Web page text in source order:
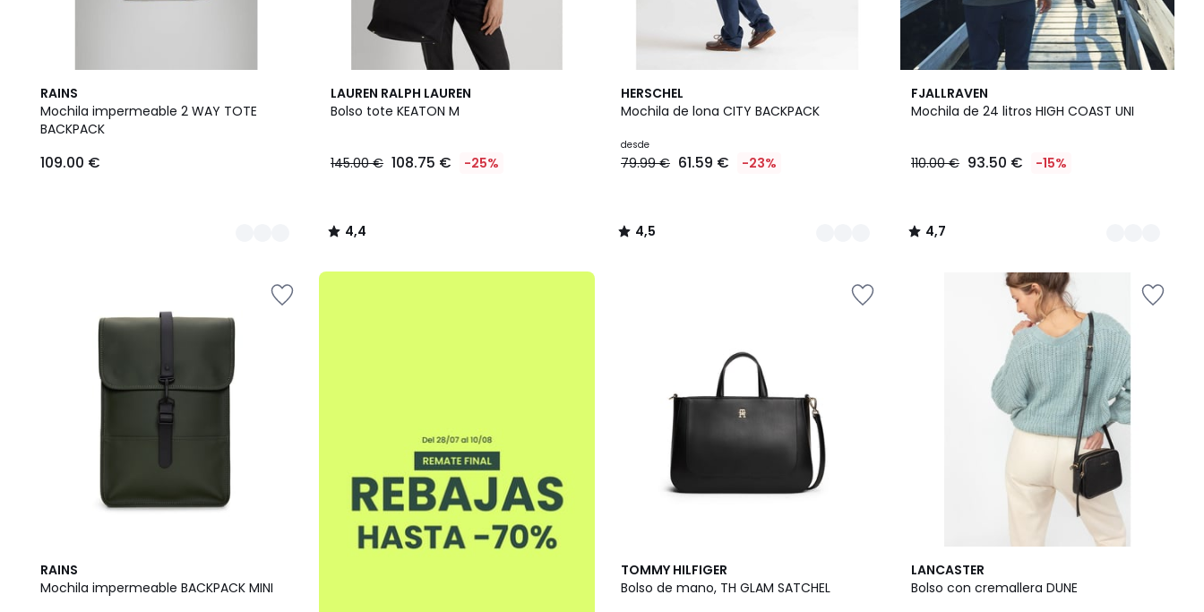
RAINS
Mochila impermeable 2 WAY TOTE
BACKPACK
€.
109.00 €
3
Colores
LAUREN RALPH LAUREN
Bolso tote KEATON M
145.00 € 108.75 € -25%
4,4
/ 5
4,4
/
HERSCHEL
Mochila de lona CITY BACKPACK
desde
79.99 € 61.59 € -23%
4,5
/ 5
2
Colores
4,5
/
FJALLRAVEN
Mochila de 24 litros HIGH COAST UNI
110.00 € 93.50 € -15%
4,7
/ 5
5
Colores
4,7
/
RAINS
Mochila impermeable BACKPACK MINI
.
TOMMY HILFIGER
Bolso de mano, TH GLAM SATCHEL
LANCASTER
Bolso con cremallera DUNE
4,6
/ 5